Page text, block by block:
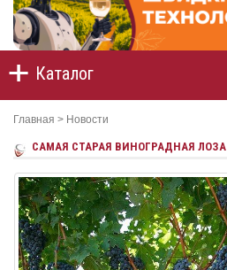
Каталог
Главная > Новости
САМАЯ СТАРАЯ ВИНОГРАДНАЯ ЛОЗА